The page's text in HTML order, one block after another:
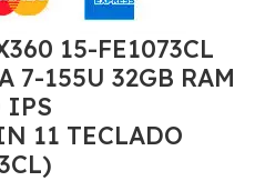
15-FE1073CL
7-155U 32GB RAM
IPS
11 TECLADO